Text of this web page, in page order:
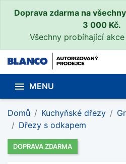
Doprava zdarma na
3 000 Kč.
Všechny probíhající akce
 MENU
Domů Kuchyňské dřezy
Dřezy s odkapem
DOPRAVA ZDARMA